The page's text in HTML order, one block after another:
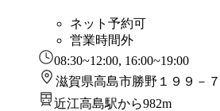
ネット予約可
営業時間外
08:30~12:00, 16:00~19:00
滋賀県高島市勝野１９９－７
近江高島駅から982m